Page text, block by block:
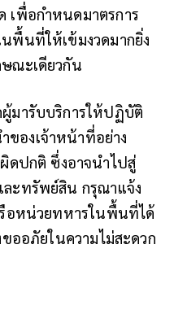
เพื่อกำหนดมาตรการ
พื้นที่ให้เข้มงวดมากยิ่ง
ณะเดียวกัน
มารับบริการให้ปฏิบัติ
ของเจ้าหน้าที่อย่าง
ดปกติ ซึ่งอาจนำไปสู่
ะทรัพย์สิน กรุณาแจ้ง
อหน่วยทหารในพื้นที่ได้
ออภัยในความไม่สะดวก